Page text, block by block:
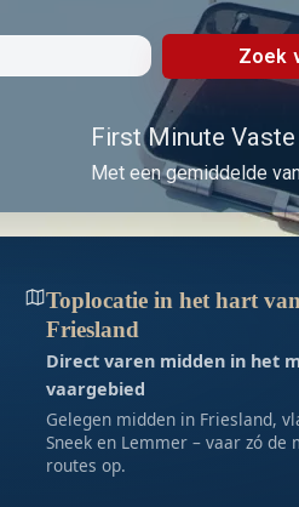
Zoek
First Minute
Met een gemiddelde
Toplocatie in het hart van
Friesland
Direct varen midden in het
vaargebied
Gelegen midden in Friesland,
Sneek en Lemmer – vaar zó de
routes op.